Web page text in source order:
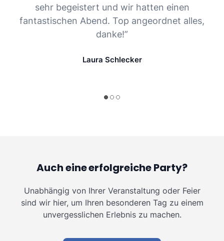
sehr begeistert und wir hatten einen
fantastischen Abend. Top angeordnet alles,
danke!”
Laura Schlecker
Auch eine erfolgreiche Party?
Unabhängig von Ihrer Veranstaltung oder Feier
sind wir hier, um Ihren besonderen Tag zu einem
unvergesslichen Erlebnis zu machen.